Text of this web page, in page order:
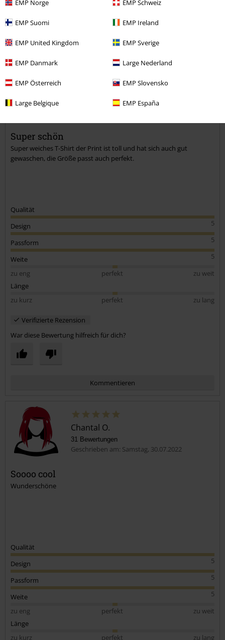
EMP Norge EMP Schweiz
EMP Suomi EMP Ireland
EMP United Kingdom EMP Sverige
EMP Danmark Large Nederland
EMP Österreich EMP Slovensko
Large Belgique EMP España
Kommentieren
Kommentar jetzt abschicken!
12 Bewertungen
Körpergröße in Meter: 1.60
Super schön
Super weiches T-Shirt der Print ist toll und hat sich auch gut
gewaschen, die Größe passt auch perfekt.
Qualität
5
Design
5
Passform
5
Weite
zu eng
perfekt
zu weit
Länge
zu kurz
perfekt zu lang
Verifizierte Rezension
War diese Bewertung hilfreich für dich?
Kommentieren
Kommentar jetzt abschicken!
Chantal O.
31 Bewertungen
Geschrieben am: Samstag, 30.07.2022
Soooo cool
Wunderschöne
Qualität
5
Design
5
Passform
5
Weite
zu eng
perfekt
zu weit
Länge
zu kurz
perfekt zu lang